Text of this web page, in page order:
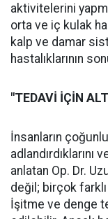
aktivitelerini
orta ve iç kulak
kalp ve damar
hastalıklarının
"TEDAVİ İÇİN
İnsanların
anlatan Op. Dr.
değil; birçok
İşitme ve denge